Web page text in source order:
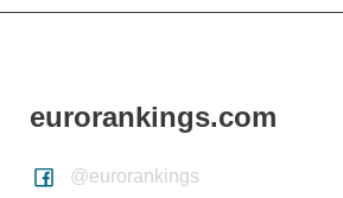
eurorankings.com
@eurorankings